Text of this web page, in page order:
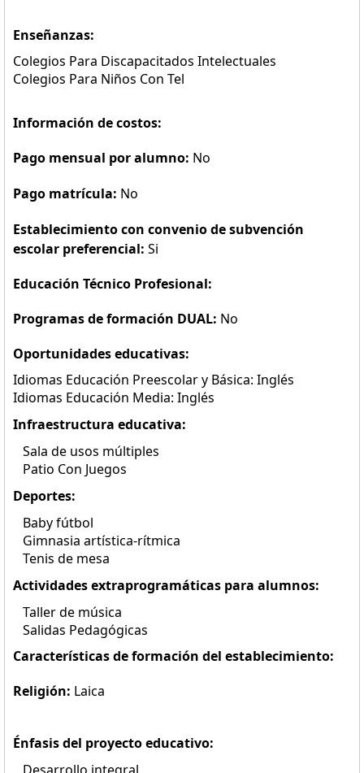
Enseñanzas:
Colegios Para Discapacitados Intelectuales
Colegios Para Niños Con Tel
Información de costos:
Pago mensual por alumno: No
Pago matrícula: No
Establecimiento con convenio de subvención
escolar preferencial: Si
Educación Técnico Profesional:
Programas de formación DUAL: No
Oportunidades educativas:
Idiomas Educación Preescolar y Básica: Inglés
Idiomas Educación Media: Inglés
Infraestructura educativa:
Sala de usos múltiples
Patio Con Juegos
Deportes:
Baby fútbol
Gimnasia artística-rítmica
Tenis de mesa
Actividades extraprogramáticas para alumnos:
Taller de música
Salidas Pedagógicas
Características de formación del establecimiento:
Religión: Laica
Énfasis del proyecto educativo: